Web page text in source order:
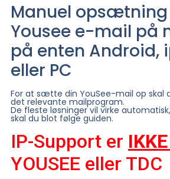
Manuel opsætning
Yousee e-mail på
på enten Android,
eller PC
For at sætte din YouSee-mail op skal
det relevante mailprogram.
De fleste løsninger vil virke
skal du blot følge guiden.
IP-Support er IKKE
YOUSEE eller TDC